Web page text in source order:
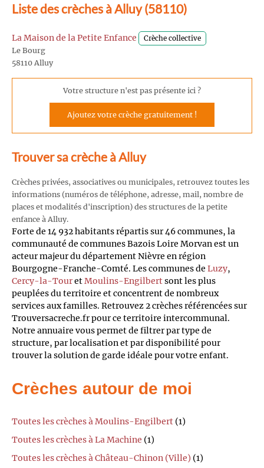
Liste des crèches à Alluy (58110)
La Maison de la Petite Enfance Crèche collective
Le Bourg
58110 Alluy
Votre structure n'est pas présente ici ?
Ajoutez votre crèche gratuitement !
Trouver sa crèche à Alluy
Crèches privées, associatives ou municipales, retrouvez toutes les
informations (numéros de téléphone, adresse, mail, nombre de
places et modalités d'inscription) des structures de la petite
enfance à Alluy.
Forte de 14 932 habitants répartis sur 46 communes, la
communauté de communes Bazois Loire Morvan est un
acteur majeur du département Nièvre en région
Bourgogne-Franche-Comté. Les communes de Luzy,
Cercy-la-TouretMoulins-Engilbertsont les plus
peuplées du territoire et concentrent de nombreux
services aux familles. Retrouvez 2 crèches référencées sur
Trouversacreche.fr pour ce territoire intercommunal.
Notre annuaire vous permet de filtrer par type de
structure, par localisation et par disponibilité pour
trouver la solution de garde idéale pour votre enfant.
Crèches autour de moi
Toutes les crèches à Moulins-Engilbert (1)
Toutes les crèches à La Machine (1)
Toutes les crèches à Château-Chinon (Ville) (1)